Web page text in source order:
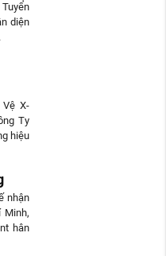
diện
Vệ X-
Ty
hiệu
nhận
Minh,
hân